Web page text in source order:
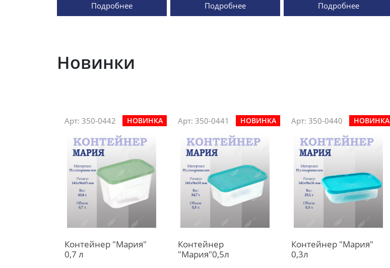
Подробнее Подробнее Подробнее
Новинки
Арт: 350-0442 НОВИНКА
Контейнер "Мария"
0,7 л
Арт: 350-0441 НОВИНКА
Контейнер
"Мария"0,5л
Арт: 350-0440 НОВИНКА
Контейнер "Мария"
0,3л